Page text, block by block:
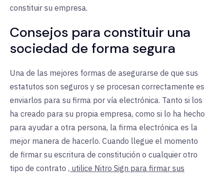
constituir su empresa.
Consejos para constituir una
sociedad de forma segura
Una de las mejores formas de asegurarse de que sus
estatutos son seguros y se procesan correctamente es
enviarlos para su firma por vía electrónica. Tanto si los
ha creado para su propia empresa, como si lo ha hecho
para ayudar a otra persona, la firma electrónica es la
mejor manera de hacerlo. Cuando llegue el momento
de firmar su escritura de constitución o cualquier otro
tipo de contrato , utilice Nitro Sign para firmar sus